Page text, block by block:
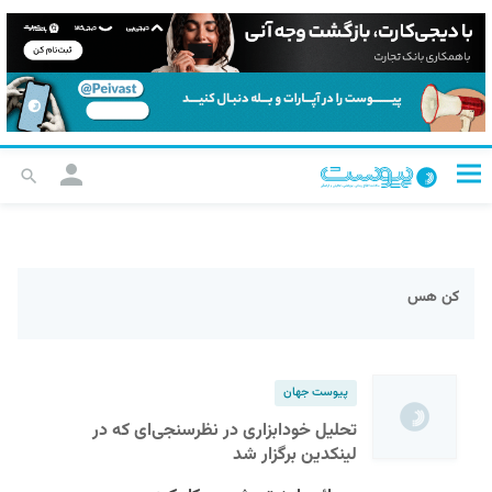
کن هس
پیوست جهان
تحلیل خودابزاری در نظرسنجی‌ای که در
لینکدین برگزار شد